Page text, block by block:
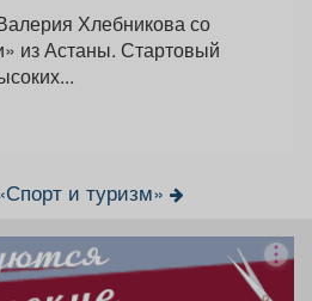
Хлебникова со
Стартовый
и туризм»